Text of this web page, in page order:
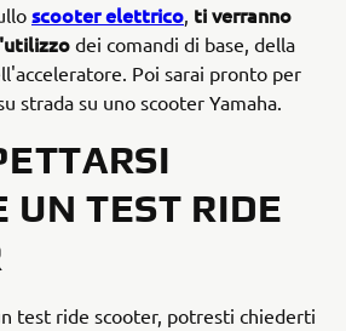
scooter elettrico, ti verranno
dei comandi di base, della
Poi sarai pronto per
strada su uno scooter Yamaha.
UN TEST RIDE
test ride scooter, potresti chiederti